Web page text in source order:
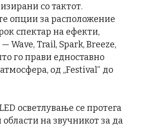
со тактот.
опции за расположение
спектар на ефекти,
Wave, Trail, Spark, Breeze,
го прави едноставно
од „Festival“ до
осветлување се протега
на звучникот за да